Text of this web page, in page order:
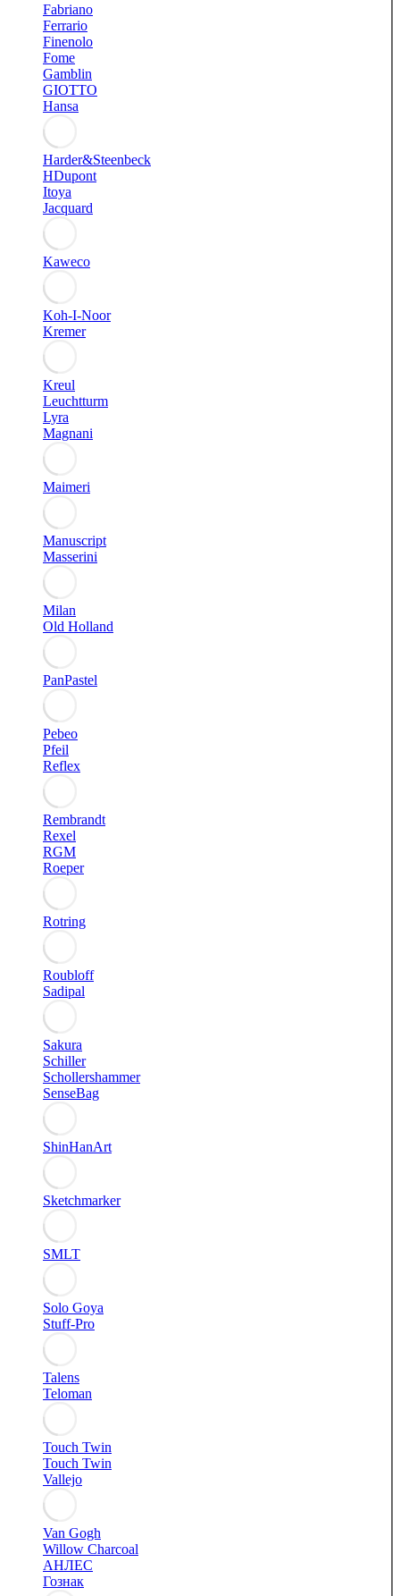
Fabriano
Ferrario
Finenolo
Fome
Gamblin
GIOTTO
Hansa
Harder&Steenbeck
HDupont
Itoya
Jacquard
Kaweco
Koh-I-Noor
Kremer
Kreul
Leuchtturm
Lyra
Magnani
Maimeri
Manuscript
Masserini
Milan
Old Holland
PanPastel
Pebeo
Pfeil
Reflex
Rembrandt
Rexel
RGM
Roeper
Rotring
Roubloff
Sadipal
Sakura
Schiller
Schollershammer
SenseBag
ShinHanArt
Sketchmarker
SMLT
Solo Goya
Stuff-Pro
Talens
Teloman
Touch Twin
Touch Twin
Vallejo
Van Gogh
Willow Charcoal
АНЛЕС
Гознак